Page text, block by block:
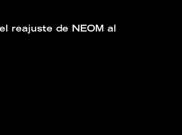
reajuste de NEOM al